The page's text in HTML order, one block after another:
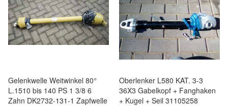
Gelenkwelle Weitwinkel 80°
L.1510 bis 140 PS 1 3/8 6
Zahn DK2732-131-1 Zapfwelle
Oberlenker L580 KAT. 3-3
36X3 Gabelkopf + Fanghaken
+ Kugel + Seil 31105258